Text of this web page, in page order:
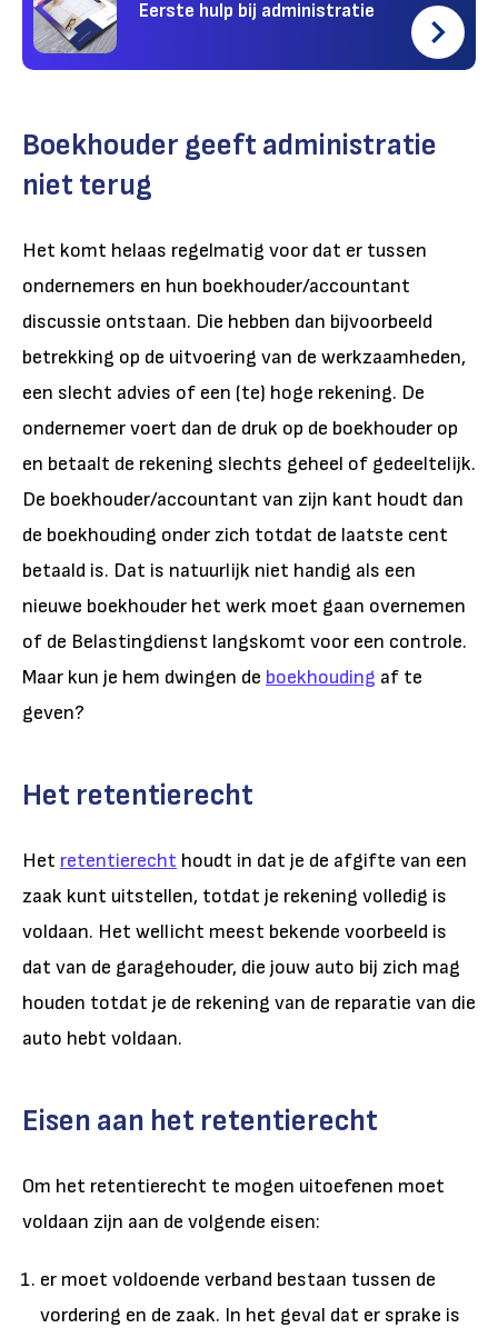
Eerste hulp bij administratie
Boekhouder geeft administratie
niet terug
Het komt helaas regelmatig voor dat er tussen
ondernemers en hun boekhouder/accountant
discussie ontstaan. Die hebben dan bijvoorbeeld
betrekking op de uitvoering van de werkzaamheden,
een slecht advies of een (te) hoge rekening. De
ondernemer voert dan de druk op de boekhouder op
en betaalt de rekening slechts geheel of gedeeltelijk.
De boekhouder/accountant van zijn kant houdt dan
de boekhouding onder zich totdat de laatste cent
betaald is. Dat is natuurlijk niet handig als een
nieuwe boekhouder het werk moet gaan overnemen
of de Belastingdienst langskomt voor een controle.
Maar kun je hem dwingen de boekhouding af te
geven?
Het retentierecht
Het retentierecht houdt in dat je de afgifte van een
zaak kunt uitstellen, totdat je rekening volledig is
voldaan. Het wellicht meest bekende voorbeeld is
dat van de garagehouder, die jouw auto bij zich mag
houden totdat je de rekening van de reparatie van die
auto hebt voldaan.
Eisen aan het retentierecht
Om het retentierecht te mogen uitoefenen moet
voldaan zijn aan de volgende eisen:
er moet voldoende verband bestaan tussen de
vordering en de zaak. In het geval dat er sprake is